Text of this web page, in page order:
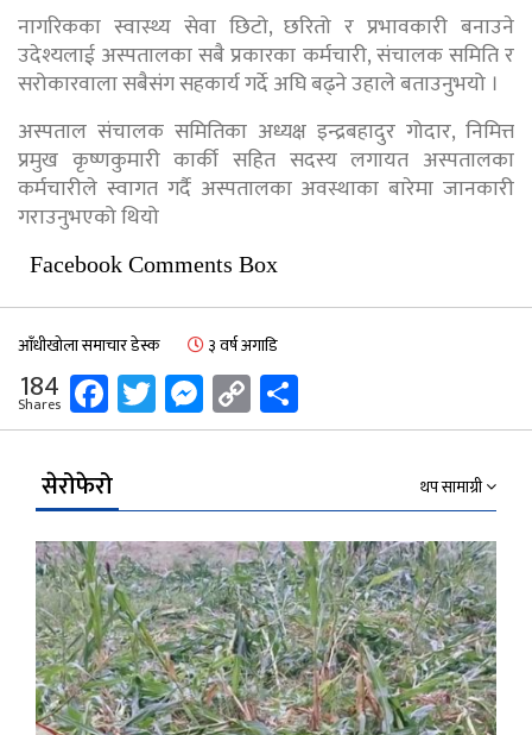
नागरिकका स्वास्थ्य सेवा छिटो, छरितो र प्रभावकारी बनाउने
उदेश्यलाई अस्पतालका सबै प्रकारका कर्मचारी, संचालक समिति र
सरोकारवाला सबैसंग सहकार्य गर्दे अघि बढ्ने उहाले बताउनुभयो ।
अस्पताल संचालक समितिका अध्यक्ष इन्द्रबहादुर गोदार, निमित्त
प्रमुख कृष्णकुमारी कार्की सहित सदस्य लगायत अस्पतालका
कर्मचारीले स्वागत गर्दै अस्पतालका अवस्थाका बारेमा जानकारी
गराउनुभएको थियो
Facebook Comments Box
आँधीखोला समाचार डेस्क ३ वर्ष अगाडि
184
Shares Facebook
Twitter
Messenger
Copy
Link
सेरोफेरो थप सामाग्री